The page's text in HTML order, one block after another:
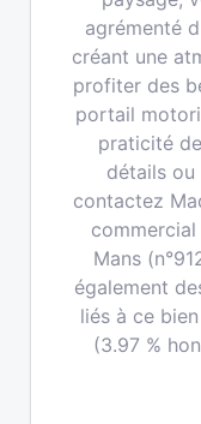
agrémenté
créant une
profiter des
portail
praticité
détails ou
contactez
commercial
Mans
également
liés à ce
(3.97 %